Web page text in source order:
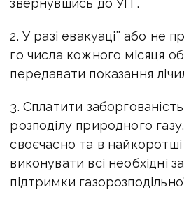
звернувшись до УГГ.
2. У разі евакуації або не
го числа кожного місяця
передавати показання
3. Сплатити
розподілу природного
своєчасно та в
виконувати всі необхідні
підтримки